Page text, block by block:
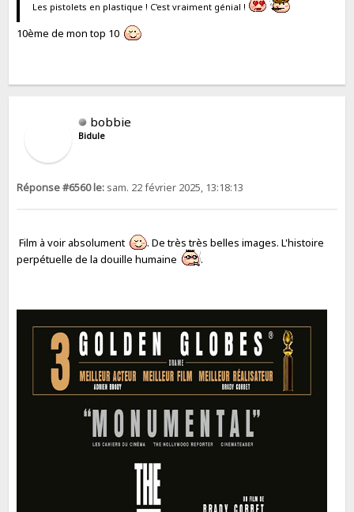
Les pistolets en plastique ! C'est vraiment génial !
10ème de mon top 10
bobbie
Bidule
Réponse #6560 le: sam. 22 février 2025, 13:18:13
Film à voir absolument
. De très très belles images. L'histoire
perpétuelle de la douille humaine
.